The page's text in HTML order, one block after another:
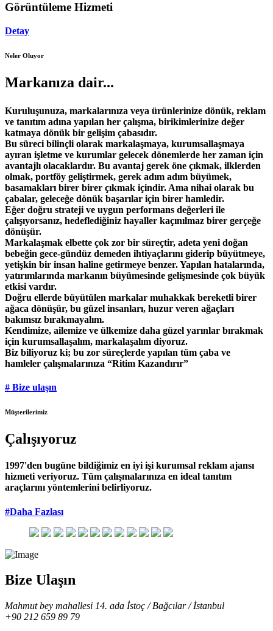
Görüntüleme Hizmeti
Detay
Neler Oluyor
Markanıza dair...
Kuruluşunuza, markalarınıza veya ürünlerinize dönük, reklam
ve tanıtım adına yapılan her çalışma, birikimlerinize değer
katmaya dönük bir gelişim çabasıdır.
Bu süreci bilinçli olarak markalaşmaya, kurumsallaşmaya
ayıran işletme ve kurumlar gelecek dönemlerde her zaman için
avantajlı olacaklardır. Bu avantaj gerek öne çıkmak, ilklerden
olmak, portföy geliştirmek, gerek adım adım büyümek,
basamakları birer birer çıkmak içindir. Ama nihai olarak bu
çabalar, geleceğe dönük başarılar için birer hamledir.
Eğer doğru strateji ve uygun performans değerleri ile
çalışıyorsanız, hedeflediğiniz hayaller kaçınılmaz birer gerçeğe
dönüşür.
Markalaşmak elbette çok zor bir süreçtir, adeta yeni doğan
bebeğin gece-gündüz demeden ihtiyaçlarını giderip büyütmeye,
yetişkin bir insan haline getirmeye benzer. Yapılan hatalarında,
yatırımlarında markanın büyümesinde gelişmesinde çok büyük
etkisi vardır.
Doğru ellerde büyütülen markalar muhakkak bereketli birer
ağaca dönüşür, bu güzel insanları, huzur veren ağaçları
bakımsız bırakmayalım.
Kendimize, ailemize ve ülkemize daha güzel yarınlar bırakmak
için kurumsallaşalım, markalaşalım diyoruz.
Biz biliyoruz ki; bu zor süreçlerde yapılan tüm çaba ve
hamleler çalışmalarınıza “Ritim Kazandırır”
# Bize ulaşın
Müşterilerimiz
Çalışıyoruz
1997'den bugüne bildiğimiz en iyi işi kurumsal reklam ajansı
hizmeti veriyoruz. Tüm çalışmalarınıza en ideal tanıtım
araçlarını yöntemlerini belirliyoruz.
#Daha Fazlası
Bize Ulaşın
Mahmut bey mahallesi 14. ada İstoç / Bağcılar / İstanbul
+90 212 659 89 79